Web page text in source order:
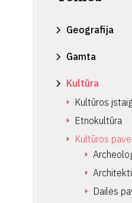
Geografija
Gamta
Kultūra
Kultūros
Etnokultūra
Kultūros
Dailės